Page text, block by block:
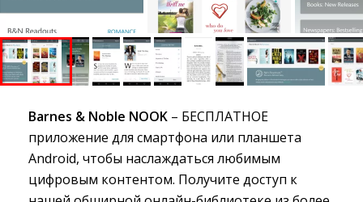
Barnes & Noble NOOK – БЕСПЛАТНОЕ
приложение для смартфона или планшета
Android, чтобы наслаждаться любимым
цифровым контентом. Получите доступ к